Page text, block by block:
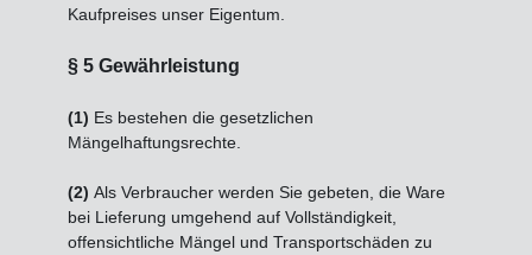
Kaufpreises unser Eigentum.
§ 5 Gewährleistung
(1) Es bestehen die gesetzlichen
Mängelhaftungsrechte.
(2) Als Verbraucher werden Sie gebeten, die Ware
bei Lieferung umgehend auf Vollständigkeit,
offensichtliche Mängel und Transportschäden zu